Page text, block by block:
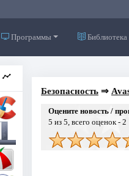
Программы Библиотека
Безопасность⇒
Оцените новость /
5 из 5, всего оценок - 2